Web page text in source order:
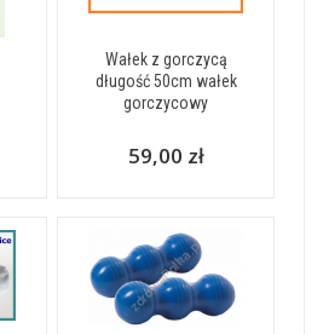
Wałek z gorczycą
długość 50cm wałek
gorczycowy
59,00 zł